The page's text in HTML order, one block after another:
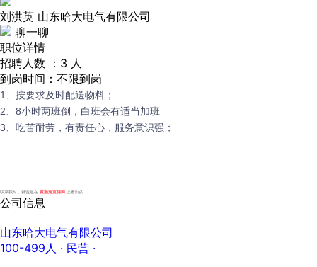
刘洪英 山东哈大电气有限公司
聊一聊
职位详情
招聘人数 ：3 人
到岗时间：不限到岗
1、按要求及时配送物料；
2、8小时两班倒，白班会有适当加班
3、吃苦耐劳，有责任心，服务意识强；
联系我时，就说是在 黄渤海直聘网 上看到的
公司信息
山东哈大电气有限公司
100-499人 · 民营 ·